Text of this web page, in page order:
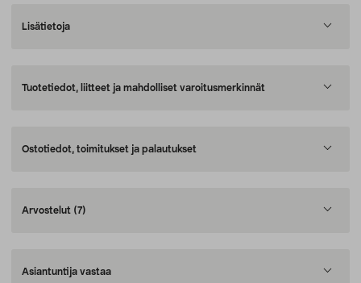
Lisätietoja
Tuotetiedot, liitteet ja mahdolliset varoitusmerkinnät
Ostotiedot, toimitukset ja palautukset
Arvostelut (7)
Asiantuntija vastaa